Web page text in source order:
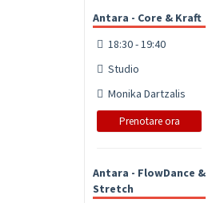
Antara - Core & Kraft
18:30 - 19:40
Studio
Monika Dartzalis
Prenotare ora
Antara - FlowDance &
Stretch